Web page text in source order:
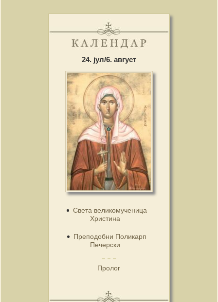
24. јул/6. август
Света великомученица
Христина
Преподобни Поликарп
Печерски
Пролог